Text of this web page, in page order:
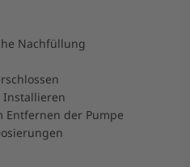
Nachfüllung
Installieren
Entfernen der Pumpe